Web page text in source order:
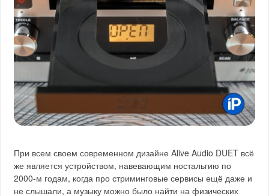
При всем своем современном дизайне Alive Audio DUET всё
же является устройством, навевающим ностальгию по
2000-м годам, когда про стриминговые сервисы ещё даже и
не слышали, а музыку можно было найти на физических